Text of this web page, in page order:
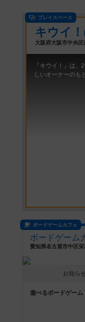
プレイスペース
キウイ
大阪府大阪市中央
「キウイ！」は
しいオーナーのも
ボードゲームカフェ
お知ら
遊べるボードゲーム